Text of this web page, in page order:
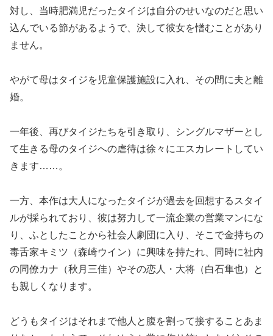
対し、当時肥満児だったタイジは自分のせいなのだと思い
込んでいる節があるようで、決して彼女を憎むことがあり
ません。
やがて母はタイジを児童保護施設に入れ、その間に夫と離
婚。
一年後、再びタイジたちを引き取り、シングルマザーとし
て生きる母のタイジへの虐待は徐々にエスカレートしてい
きます……。
一方、本作は大人になったタイジが過去を回想するスタイ
ルが採られており、彼は努力して一流企業の営業マンにな
り、ふとしたことから社会人劇団に入り、そこで金持ちの
毒舌家キミツ（森崎ウイン）に興味を持たれ、同時に社内
の同僚カナ（秋月三佳）やその恋人・大将（白石隼也）と
も親しくなります。
どうもタイジはそれまで他人と腹を割って接することあま